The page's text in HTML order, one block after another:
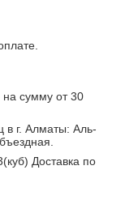
сумму от 30
в г. Алматы: Аль-
Доставка по